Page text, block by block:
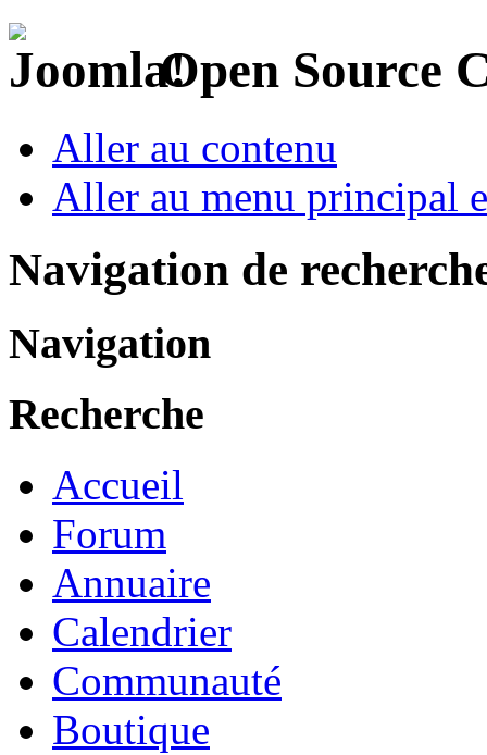
Open Source
Aller au contenu
Aller au menu principal
Navigation de
Navigation
Recherche
Accueil
Forum
Annuaire
Calendrier
Communauté
Boutique